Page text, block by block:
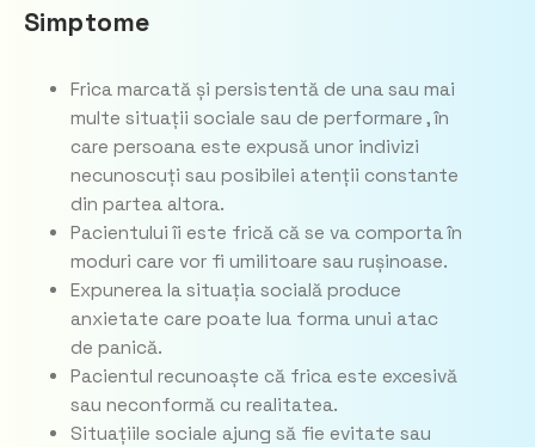
Simptome
Frica marcată și persistentă de una sau mai
multe situații sociale sau de performare , în
care persoana este expusă unor indivizi
necunoscuți sau posibilei atenții constante
din partea altora.
Pacientului îi este frică că se va comporta în
moduri care vor fi umilitoare sau rușinoase.
Expunerea la situația socială produce
anxietate care poate lua forma unui atac
de panică.
Pacientul recunoaște că frica este excesivă
sau neconformă cu realitatea.
Situațiile sociale ajung să fie evitate sau